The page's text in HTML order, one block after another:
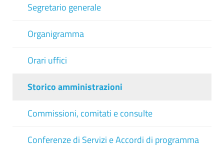
Segretario generale
Organigramma
Orari uffici
Storico amministrazioni
Commissioni, comitati e consulte
Conferenze di Servizi e Accordi di programma